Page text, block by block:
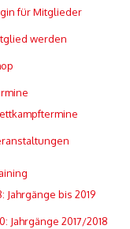
für Mitglieder
werden
Jahrgänge bis 2019
Jahrgänge 2017/2018